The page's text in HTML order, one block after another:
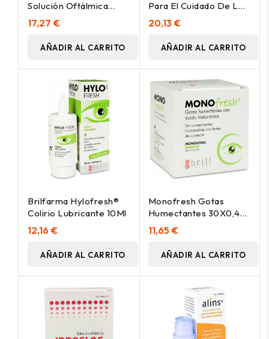
Solución Oftálmica
Multidosis, 10 Ml
17,27 €
AÑADIR AL CARRITO
Para El Cuidado De Los
Ojos 20 Cápsulas
20,13 €
AÑADIR AL CARRITO
Brilfarma Hylofresh®
Colirio Lubricante 10Ml
12,16 €
AÑADIR AL CARRITO
Monofresh Gotas
Humectantes 30X0,4Ml
Mon
11,65 €
AÑADIR AL CARRITO